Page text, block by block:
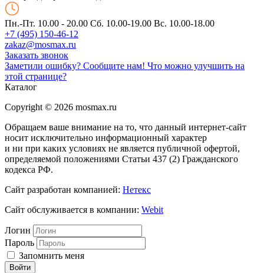
Пн.-Пт. 10.00 - 20.00 Сб. 10.00-19.00 Вс. 10.00-18.00
+7 (495) 150-46-12
zakaz@mosmax.ru
Заказать звонок
Заметили ошибку? Сообщите нам! Что можно улучшить на
этой странице?
Каталог
Copyright © 2026 mosmax.ru
Обращаем ваше внимание на то, что данный интернет-сайт
носит исключительно информационный характер
и ни при каких условиях не является публичной офертой,
определяемой положениями Статьи 437 (2) Гражданского
кодекса РФ.
Сайт разработан компанией: Нетекс
Сайт обслуживается в компании: Webit
Логин
Пароль
Запомнить меня